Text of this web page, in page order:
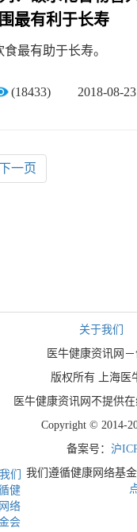
最有利于长寿
最有助于长寿。
(18433) 2018-08-23
一页
关于我们
医牛健康资讯网
版权所有 上海医
医牛健康资讯网不提供
Copyright © 2014-
备案号： 沪
我们遵循健康网络基